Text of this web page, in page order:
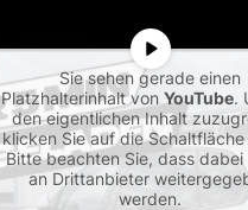
Sie sehen gerade einen
Platzhalterinhalt vonYouTube.
den eigentlichen Inhalt
klicken Sie auf die Schaltfläche
Bitte beachten Sie, dass dabei
an Drittanbieter
werden.